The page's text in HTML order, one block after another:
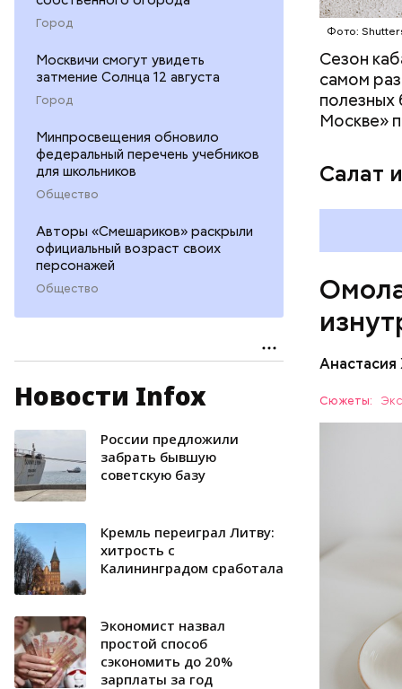
Город
Москвичи смогут увидеть
затмение Солнца 12 августа
Город
Минпросвещения обновило
федеральный перечень учебников
для школьников
Общество
Авторы «Смешариков» раскрыли
официальный возраст своих
персонажей
Общество
Новости Infox
России предложили
забрать бывшую
советскую базу
Кремль переиграл Литву:
хитрость с
Калининградом сработала
Экономист назвал
простой способ
сэкономить до 20%
зарплаты за год
Фото:
Сезон
самом
полезных
Москве»
Салат
Сюжеты:
Дыня
кожи;
плода.
ряда
лютеин
наше
калий